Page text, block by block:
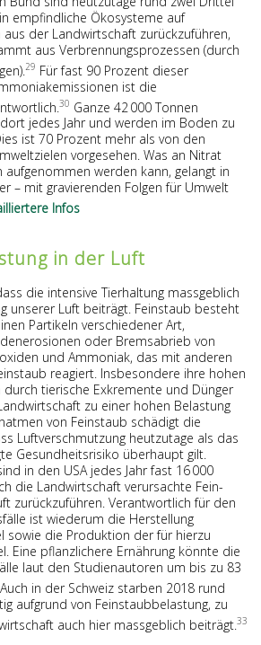
empfindliche Ökosysteme auf
der Landwirtschaft zurückzuführen,
aus Verbrennungsprozessen (durch
29 Für fast 90 Prozent dieser
ist die
30 Ganze 42 000 Tonnen
jedes Jahr und werden im Boden zu
ist 70 Prozent mehr als von den
vorgesehen. Was an Nitrat
aufgenommen werden kann, gelangt in
– mit gravierenden Folgen für Umwelt
Infos
in der Luft
die intensive Tierhaltung massgeblich
unserer Luft beiträgt. Feinstaub besteht
Partikeln verschiedener Art,
oder Bremsabrieb von
und Ammoniak, das mit anderen
reagiert. Insbesondere ihre hohen
tierische Exkremente und Dünger
zu einer hohen Belastung
von Feinstaub schädigt die
Luftverschmutzung heutzutage als das
Gesundheitsrisiko überhaupt gilt.
in den USA jedes Jahr fast 16 000
die Landwirtschaft verursachte Fein­
zurückzuführen. Verantwortlich für den
ist wiederum die Herstellung
sowie die Produktion der für hierzu
Eine pflanzlichere Ernährung könnte die
laut den Studienautoren um bis zu 83
Auch in der Schweiz starben 2018 rund
aufgrund von Feinstaubbelastung, zu
auch hier massgeblich beiträgt. 33